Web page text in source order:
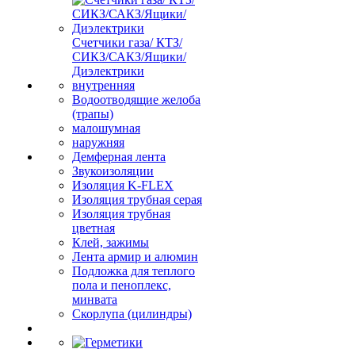
Счетчики газа/ КТЗ/
СИКЗ/САКЗ/Ящики/
Диэлектрики
внутренняя
Водоотводящие желоба
(трапы)
малошумная
наружняя
Демферная лента
Звукоизоляции
Изоляция K-FLEX
Изоляция трубная серая
Изоляция трубная
цветная
Клей, зажимы
Лента армир и алюмин
Подложка для теплого
пола и пеноплекс,
минвата
Скорлупа (цилиндры)